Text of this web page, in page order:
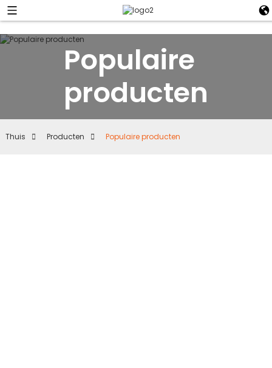
Populaire
producten
Thuis Producten Populaire producten